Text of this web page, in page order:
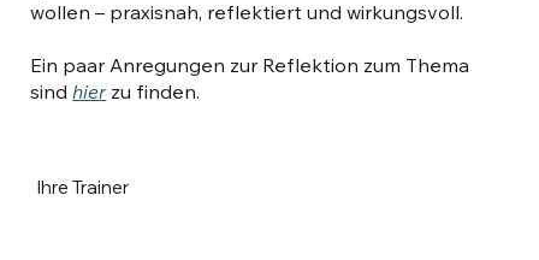
wollen – praxisnah, reflektiert und wirkungsvoll.
Ein paar Anregungen zur Reflektion zum Thema
sindhierzu finden.
Ihre Trainer